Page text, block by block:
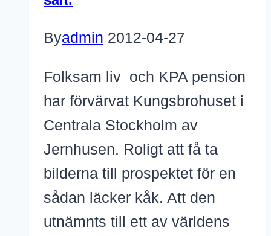
Byadmin 2012-04-27
Folksam liv och KPA pension
har förvärvat Kungsbrohuset i
Centrala Stockholm av
Jernhusen. Roligt att få ta
bilderna till prospektet för en
sådan läcker kåk. Att den
utnämnts till ett av världens